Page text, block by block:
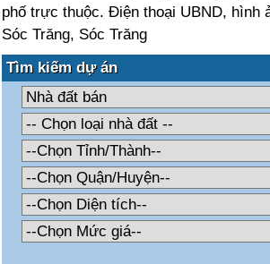
phố trực thuộc. Điện thoại UBND, hình
Sóc Trăng, Sóc Trăng
Tìm kiếm dự án